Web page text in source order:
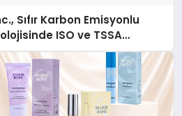
Sıfır Karbon Emisyonlu
ISO ve TSSA
Aldı